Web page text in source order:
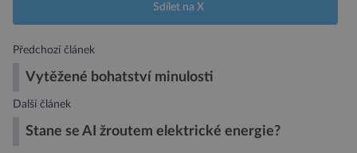
Sdílet na X
Předchozí článek
Vytěžené bohatství minulosti
Další článek
Stane se AI žroutem elektrické energie?